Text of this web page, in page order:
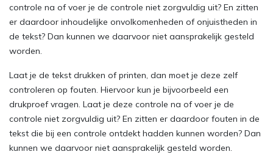
controle na of voer je de controle niet zorgvuldig uit? En zitten
er daardoor inhoudelijke onvolkomenheden of onjuistheden in
de tekst? Dan kunnen we daarvoor niet aansprakelijk gesteld
worden.
Laat je de tekst drukken of printen, dan moet je deze zelf
controleren op fouten. Hiervoor kun je bijvoorbeeld een
drukproef vragen. Laat je deze controle na of voer je de
controle niet zorgvuldig uit? En zitten er daardoor fouten in de
tekst die bij een controle ontdekt hadden kunnen worden? Dan
kunnen we daarvoor niet aansprakelijk gesteld worden.